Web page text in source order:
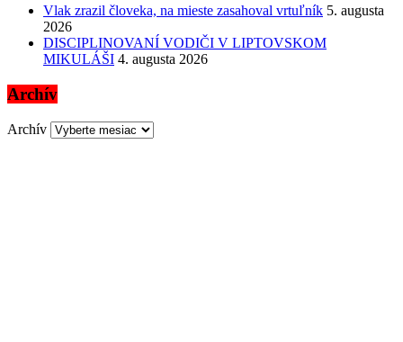
Vlak zrazil človeka, na mieste zasahoval vrtuľník 5. augusta
2026
DISCIPLINOVANÍ VODIČI V LIPTOVSKOM
MIKULÁŠI 4. augusta 2026
Archív
Archív